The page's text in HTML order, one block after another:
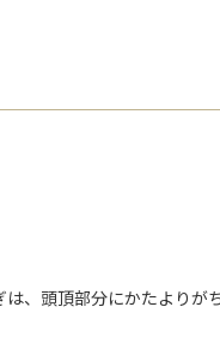
、頭頂部分にかたよりが